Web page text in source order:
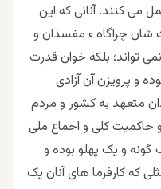
می کنند. آنانی که این
شان چراگاه ء مفسدان و
تواند؛ بلکه خوان قدرت
و پرویزن آن آزادی
متعهد به کشور و مردم
حاکمیت کلی و اجماع ملی
و یک پهلو بوده و
کارفرما های آنان یک